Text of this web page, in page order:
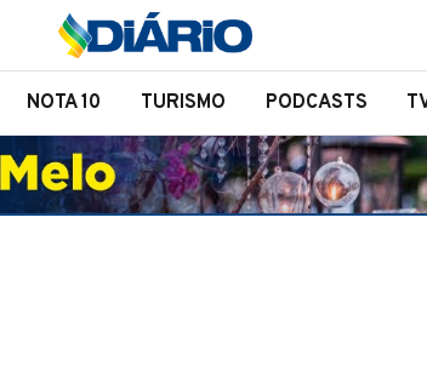
NOTA 10 TURISMO PODCASTS